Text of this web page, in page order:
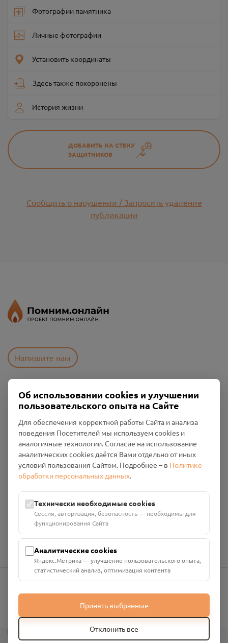
Фотографии памятника
Личные фотографии
Установить координаты
Здесь также похоронены
История жизни
ДОБАВИТЬ НА СТЕНУ
ЗАЩИТНИКОВ
Сообщить о нарушении / Запросить удаление
публикации
Напишите нам
Пользовательское соглашение
Политика конфиденциальности
Промо-материалы
Настройки cookies
Общество с ограниченной ответственностью «Смоленский
Проект Помним»
Юридический адрес: 216790, Смоленская область, р-н
Руднянский, г. Рудня, улица Западная, д. 26А, пом. 18
Номер счёта: 40702810901130004287 в АО "АЛЬФА-БАНК"
Кор. счёт: 30101810200000000593
info@pomnim.online
Об использовании cookies и улучшении
пользовательского опыта на Сайте
Для обеспечения корректной работы Сайта и анализа
поведения Посетителей мы используем cookies и
аналогичные технологии. Согласие на использование
аналитических cookies даётся Вами отдельно от иных
условий пользования Сайтом. Подробнее – в Политике
обработки персональных данных.
Технически необходимые cookies
Сессия, авторизация, безопасность — необходимы для
функционирования Сайта
Аналитические cookies
Яндекс.Метрика — улучшение пользовательского опыта,
статистический анализ, оптимизация контента
Принять выбранные
Отклонить все